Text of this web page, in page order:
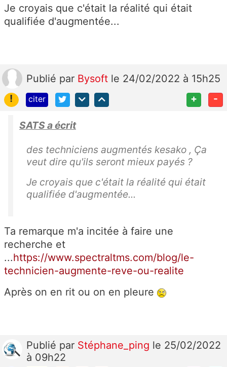
Je croyais que c'était la réalité qui était
qualifiée d'augmentée...
Publié par Bysoft le 24/02/2022 à 15h25
!
citer + -
SATS a écrit
des techniciens augmentés kesako , Ça
veut dire qu'ils seront mieux payés ?
Je croyais que c'était la réalité qui était
qualifiée d'augmentée...
Ta remarque m'a incitée à faire une
recherche et
...https://www.spectraltms.com/blog/le-
technicien-augmente-reve-ou-realite
Après on en rit ou on en pleure
Publié par Stéphane_ping le 25/02/2022
à 09h22